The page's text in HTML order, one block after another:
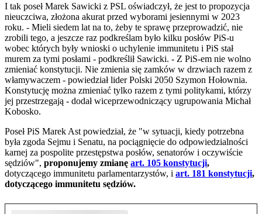
I tak poseł Marek Sawicki z PSL oświadczył, że jest to propozycja
nieuczciwa, złożona akurat przed wyborami jesiennymi w 2023
roku. - Mieli siedem lat na to, żeby te sprawę przeprowadzić, nie
zrobili tego, a jeszcze raz podkreślam było kilku posłów PiS-u
wobec których były wnioski o uchylenie immunitetu i PiS stał
murem za tymi posłami - podkreślił Sawicki. - Z PiS-em nie wolno
zmieniać konstytucji. Nie zmienia się zamków w drzwiach razem z
włamywaczem - powiedział lider Polski 2050 Szymon Hołownia.
Konstytucję można zmieniać tylko razem z tymi politykami, którzy
jej przestrzegają - dodał wiceprzewodniczący ugrupowania Michał
Kobosko.
Poseł PiS Marek Ast powiedział, że "w sytuacji, kiedy potrzebna
była zgoda Sejmu i Senatu, na pociągnięcie do odpowiedzialności
karnej za pospolite przestępstwa posłów, senatorów i oczywiście
sędziów", proponujemy zmianę art. 105 konstytucji,
dotyczącego immunitetu parlamentarzystów, i art. 181 konstytucji,
dotyczącego immunitetu sędziów.